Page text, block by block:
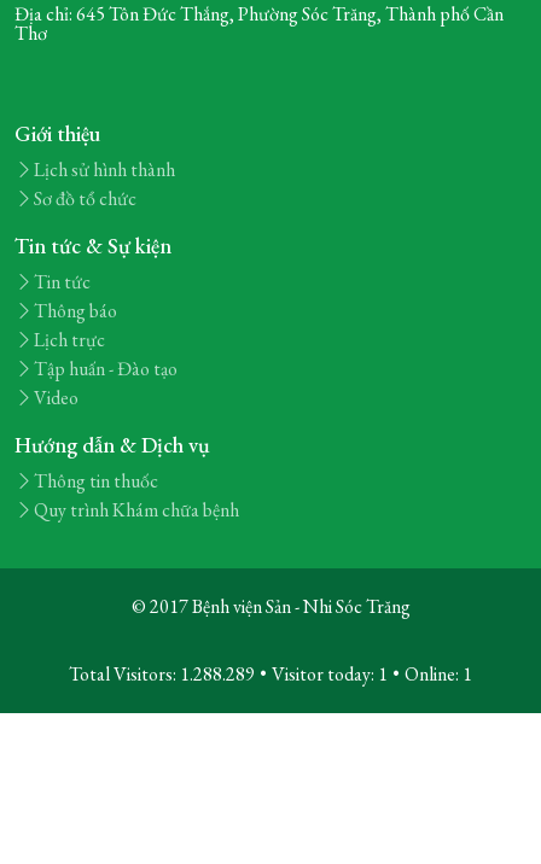
Địa chỉ: 645 Tôn Đức Thắng, Phường Sóc Trăng,Thành phố Cần
Thơ
Giới thiệu
Lịch sử hình thành
Sơ đồ tổ chức
Tin tức & Sự kiện
Tin tức
Thông báo
Lịch trực
Tập huấn - Đào tạo
Video
Hướng dẫn & Dịch vụ
Thông tin thuốc
Quy trình Khám chữa bệnh
© 2017 Bệnh viện Sản - Nhi Sóc Trăng
Total Visitors: 1.288.289 • Visitor today: 1 • Online: 1